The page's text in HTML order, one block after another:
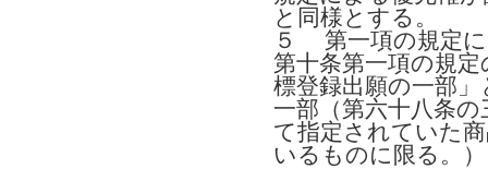
と同様とする。
５ 第一項の規定に
第十条第一項の規
標登録出願の一部
一部（第六十八条
て指定されていた
いるものに限る。